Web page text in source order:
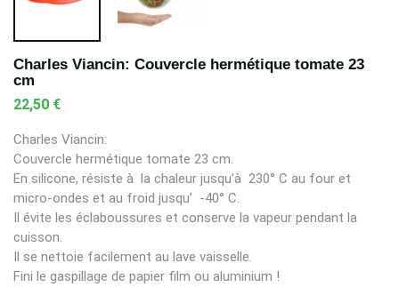
Charles Viancin: Couvercle hermétique tomate 23
cm
22,50 €
Charles Viancin:
Couvercle hermétique tomate 23 cm.
En silicone, résiste à la chaleur jusqu’à 230° C au four et
micro-ondes et au froid jusqu’ -40° C.
Il évite les éclaboussures et conserve la vapeur pendant la
cuisson.
Il se nettoie facilement au lave vaisselle.
Fini le gaspillage de papier film ou aluminium !